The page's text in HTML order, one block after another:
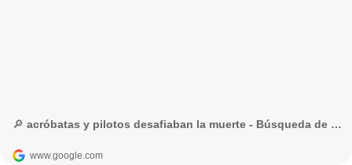
🔎 acróbatas y pilotos desafiaban la muerte - Búsqueda de Google
www.google.com